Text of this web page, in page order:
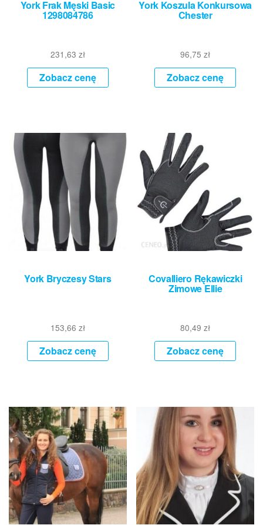
York Frak Męski Basic
1298084786
231,63 zł
Zobacz cenę
York Koszula Konkursowa
Chester
96,75zł
Zobacz cenę
York Bryczesy Stars
153,66 zł
Zobacz cenę
Covalliero Rękawiczki
Zimowe Ellie
80,49zł
Zobacz cenę